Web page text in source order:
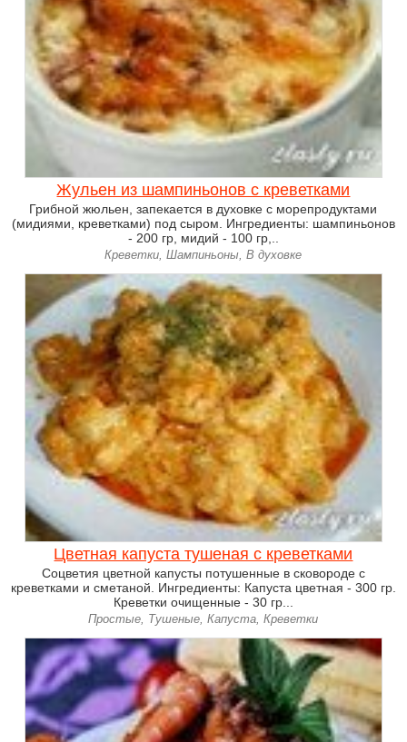
Жульен из шампиньонов с креветками
Грибной жюльен, запекается в духовке с морепродуктами
(мидиями, креветками) под сыром. Ингредиенты: шампиньонов
- 200 гр, мидий - 100 гр,..
Креветки, Шампиньоны, В духовке
Цветная капуста тушеная с креветками
Соцветия цветной капусты потушенные в сковороде с
креветками и сметаной. Ингредиенты: Капуста цветная - 300 гр.
Креветки очищенные - 30 гр...
Простые, Тушеные, Капуста, Креветки